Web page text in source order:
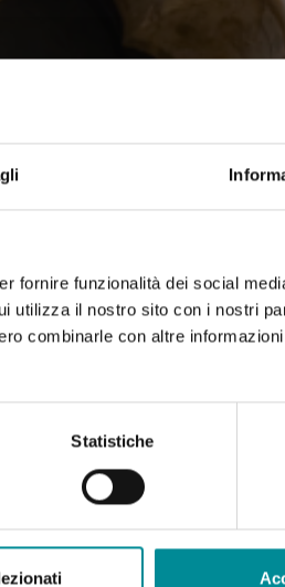
fornire funzionalità dei social
utilizza il nostro sito con i nostri
combinarle con altre
Statistiche